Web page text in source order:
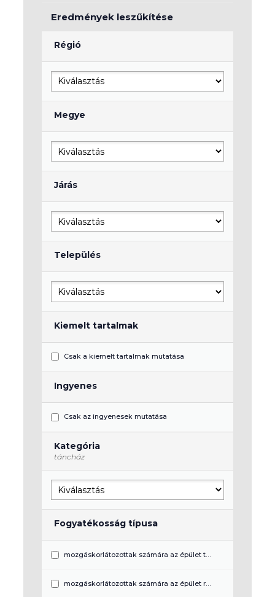
Eredmények leszűkítése
Régió
Megye
Járás
Település
Kiemelt tartalmak
Csak a kiemelt tartalmak mutatása
Ingyenes
Csak az ingyenesek mutatása
Kategória
táncház
Fogyatékosság típusa
mozgáskorlátozottak számára az épület teljeskörűen akadálymentes
mozgáskorlátozottak számára az épület részben akadálymentes